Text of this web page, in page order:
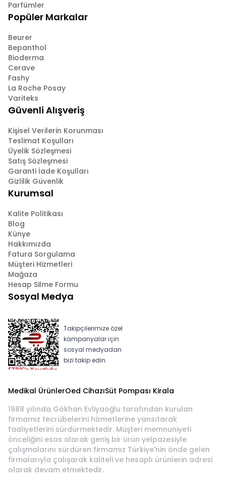
Parfümler
Popüler Markalar
Beurer
Bepanthol
Bioderma
Cerave
Fashy
La Roche Posay
Variteks
Güvenli Alışveriş
Kişisel Verilerin Korunması
Teslimat Koşulları
Üyelik Sözleşmesi
Satış Sözleşmesi
Garanti İade Koşulları
Gizlilik Güvenlik
Kurumsal
Kalite Politikası
Blog
Künye
Hakkımızda
Fatura Sorgulama
Müşteri Hizmetleri
Mağaza
Hesap Silme Formu
Sosyal Medya
Takipçilerimize özel
kampanyalar için
sosyal medyadan
bizi takip edin.
Medikal ÜrünlerOed CihazıSüt Pompası Kirala
1988 yılında Gökhan Evliyaoğlu tarafından kurulan
firmamız tecrübelerini hizmetlerine yansıtarak
faaliyetlerini sürdürmektedir. Müşteri memnuniyeti
önceliğini esas alarak geniş bir ürün yelpazesiyle
çalışmalarını sürdüren firmamız Türkiye'nin önde gelen
firmalarıyla çalışarak kaliteli ve hesaplı ürünlerin adresi
olarak devam etmektedir.